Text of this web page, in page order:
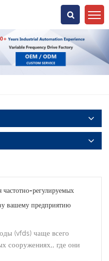
регулируемых
вашему предприятию
(vfds) чаще всего
сооружениях,, где они